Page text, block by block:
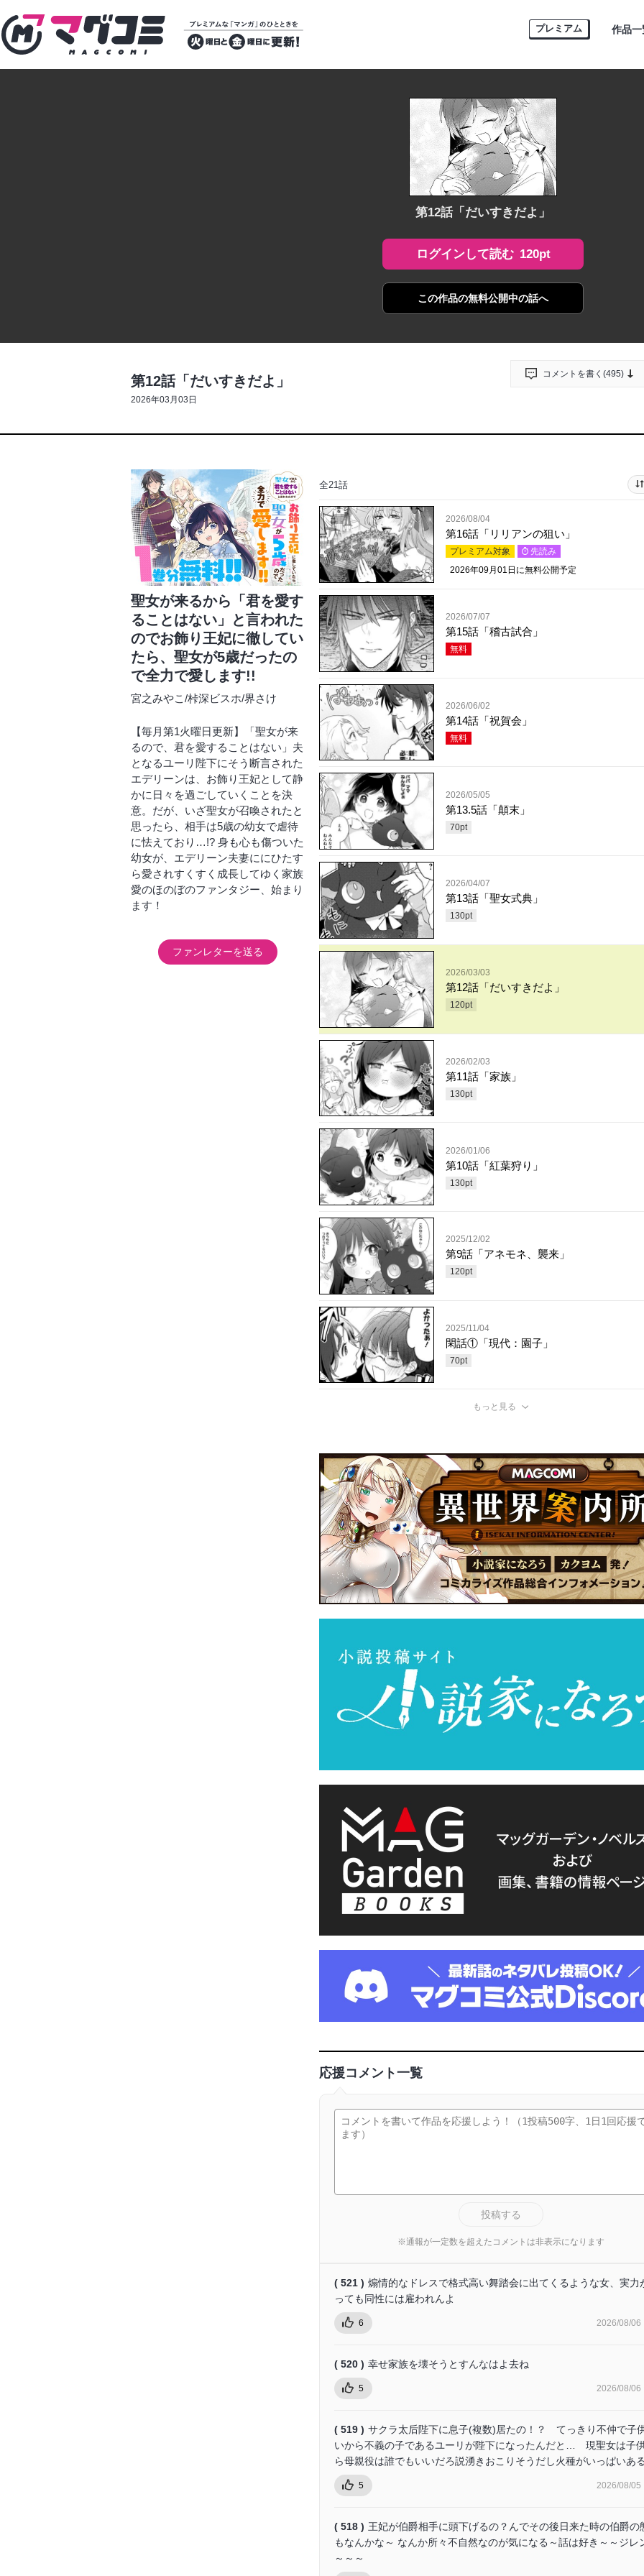
マグコミ – Mag Garden Comic Online
プレミアムな
「マンガ」のひ
プレミアム 作品一
第12話「だいすきだよ」
ログインして読む 120pt
この作品の無料公開中の話へ
第12話「だいすきだよ」
2026年03月03日
コメントを書く(495)
聖女が来るから「君を愛す
ることはない」と言われた
のでお飾り王妃に徹してい
たら、聖女が5歳だったの
で全力で愛します!!
宮之みやこ /桛深ビスホ/界さけ
【毎月第1火曜日更新】「聖女が来
るので、君を愛することはない」夫
となるユーリ陛下にそう断言された
エデリーンは、お飾り王妃として静
かに日々を過ごしていくことを決
意。だが、いざ聖女が召喚されたと
思ったら、相手は5歳の幼女で虐待
に怯えており…!? 身も心も傷ついた
幼女が、エデリーン夫妻ににひたす
ら愛されすくすく成長してゆく家族
愛のほのぼのファンタジー、始まり
ます！
ファンレターを送る
全21話
2026/08/04
第16話「リリアンの狙い」
プレミアム対象
先読み
2026年09月01日 に無料公開予定
2026/07/07
第15話「稽古試合」
無料
2026/06/02
第14話「祝賀会」
無料
2026/05/05
第13.5話「顛末」
70pt
2026/04/07
第13話「聖女式典」
130pt
2026/03/03
第12話「だいすきだよ」
120pt
2026/02/03
第11話「家族」
130pt
2026/01/06
第10話「紅葉狩り」
130pt
2025/12/02
第9話「アネモネ、襲来」
120pt
2025/11/04
閑話①「現代：園子」
70pt
もっと見る
応援コメント一覧
投稿する
※通報が一定数を超えたコメントは非表示になります
( 521 ) 煽情的なドレスで格式高い舞踏会に出てくるような女、実力
っても同性には雇われんよ
6 2026/08/06
( 520 ) 幸せ家族を壊そうとすんなはよ去ね
5 2026/08/06
( 519 ) サクラ太后陛下に息子(複数)居たの！？ てっきり不仲で子
いから不義の子であるユーリが陛下になったんだと… 現聖女は子
ら母親役は誰でもいいだろ説湧きおこりそうだし火種がいっぱいあ
5 2026/08/05
( 518 ) 王妃が伯爵相手に頭下げるの？んでその後日来た時の伯爵の
もなんかな～ なんか所々不自然なのが気になる～話は好き～～ジレ
～～～